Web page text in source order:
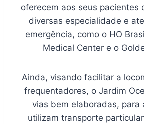
oferecem aos seus pacientes
diversas especialidade e
emergência, como o HO
Medical Center e o
Ainda, visando facilitar a
frequentadores, o Jardim
vias bem elaboradas, para
utilizam transporte